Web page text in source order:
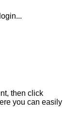
then click
you can easily